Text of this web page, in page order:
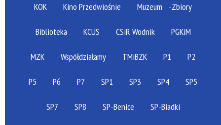
KOK Kino Przedwiośnie Muzeum -Zbiory
Biblioteka KCUS CSiR Wodnik PGKiM
MZK Współdziałamy TMiBZK P1 P2
P5 P6 P7 SP1 SP3 SP4 SP5
SP7 SP8 SP-Benice SP-Biadki